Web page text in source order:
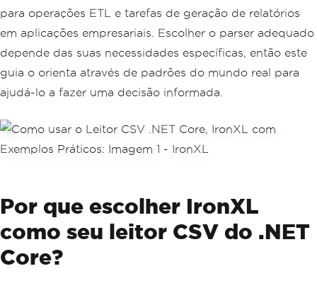
para operações ETL e tarefas de geração de relatórios
em aplicações empresariais. Escolher o parser adequado
depende das suas necessidades específicas, então este
guia o orienta através de padrões do mundo real para
ajudá-lo a fazer uma decisão informada.
Por que escolher IronXL
como seu leitor CSV do .NET
Core?